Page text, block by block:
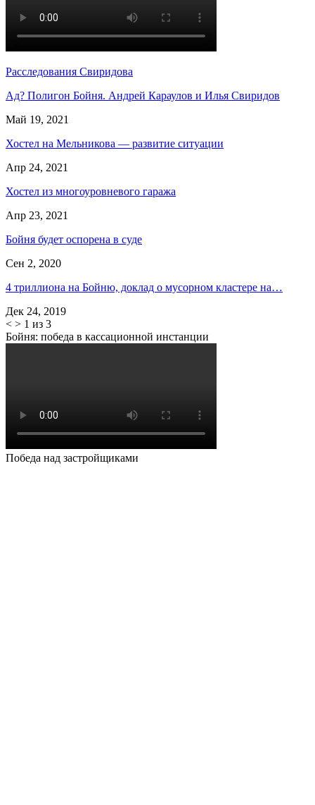
Расследования Свиридова
Ад? Полигон Бойня. Андрей Караулов и Илья Свиридов
Май 19, 2021
Хостел на Мельникова — развитие ситуации
Апр 24, 2021
Хостел из многоуровневого гаража
Апр 23, 2021
Бойня будет оспорена в суде
Сен 2, 2020
4 триллиона на Бойню, доклад о мусорном кластере на…
Дек 24, 2019
< > 1 из 3
Бойня: победа в кассационной инстанции
Победа над застройщиками